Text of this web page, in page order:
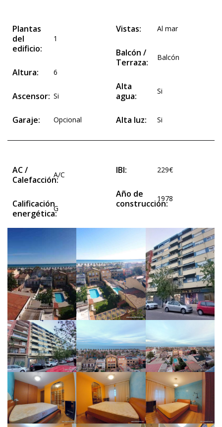
Plantas
del
edificio:
1
Altura: 6
Ascensor: Si
Garaje: Opcional
Vistas: Al mar
Balcón /
Terraza:
Balcón
Alta
agua:
Si
Alta luz: Si
AC /
Calefacción:A/C
Calificación
energética:
G
IBI: 229€
Año de
construcción:
1978